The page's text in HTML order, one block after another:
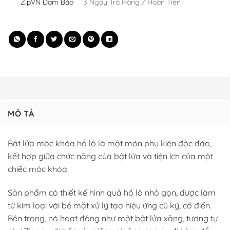
ZipVN Đảm Bảo 3 Ngày Trả Hàng / Hoàn Tiền
MÔ TẢ
Bật lửa móc khóa hồ lô là một món phụ kiện độc đáo,
kết hợp giữa chức năng của bật lửa và tiện ích của một
chiếc móc khóa.
Sản phẩm có thiết kế hình quả hồ lô nhỏ gọn, được làm
từ kim loại với bề mặt xử lý tạo hiệu ứng cũ kỹ, cổ điển.
Bên trong, nó hoạt động như một bật lửa xăng, tương tự